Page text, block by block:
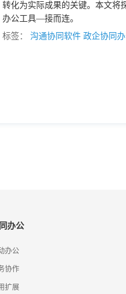
转化为实际成果的关键。本文将
办公工具—接而连。
标签：
沟通协同软件 政企协同
办公
办公
协作
扩展